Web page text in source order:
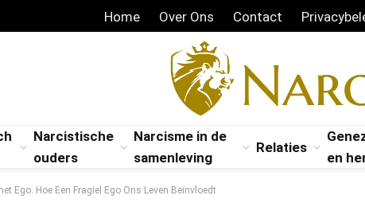
Home Over Ons Contact
Narcistische
ouders
Narcisme in de
samenleving
Relaties
en
Ego: Hoe Een Fragiel Ego Ons Leven Beïnvloedt